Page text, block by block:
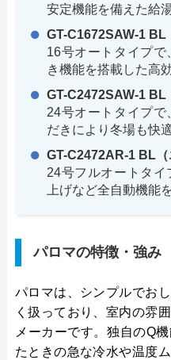
安定機能を備えた給
GT-C1672SAW-1 BL
16号オートタイプ
き機能を搭載した高
GT-C2472SAW-1 BL
24号オートタイプ
だきにより冬場も快
GT-C2472AR-1 BL（
24号フルオートタイ
上げなど全自動機能
パロマの特徴・強み
パロマは、シンプルでお
く扱っており、室内の雰
メーカーです。独自のQ
たときの急な冷水や温度